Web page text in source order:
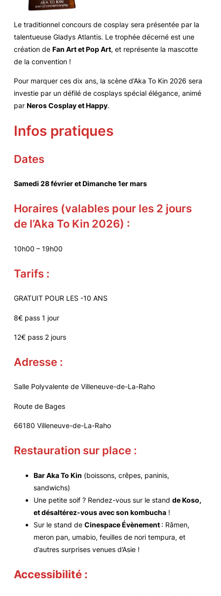
Le traditionnel concours de cosplay sera présentée par la
talentueuse Gladys Atlantis. Le trophée décerné est une
création de Fan Art et Pop Art, et représente la mascotte
de la convention !
Pour marquer ces dix ans, la scène d’Aka To Kin 2026 sera
investie par un défilé de cosplays spécial élégance, animé
par Neros Cosplay et Happy.
Infos pratiques
Dates
Samedi 28 février et Dimanche 1er mars
Horaires (valables pour les 2 jours
de l’Aka To Kin 2026) :
10h00 – 19h00
Tarifs :
GRATUIT POUR LES -10 ANS
8€ pass 1 jour
12€ pass 2 jours
Adresse :
Salle Polyvalente de Villeneuve-de-La-Raho
Route de Bages
66180 Villeneuve-de-La-Raho
Restauration sur place :
Bar Aka To Kin (boissons, crêpes, paninis,
sandwichs)
Une petite soif ? Rendez-vous sur le stand de Koso,
et désaltérez-vous avec son kombucha !
Sur le stand de Cinespace Évènement : Rāmen,
meron pan, umabio, feuilles de nori tempura, et
d’autres surprises venues d’Asie !
Accessibilité :